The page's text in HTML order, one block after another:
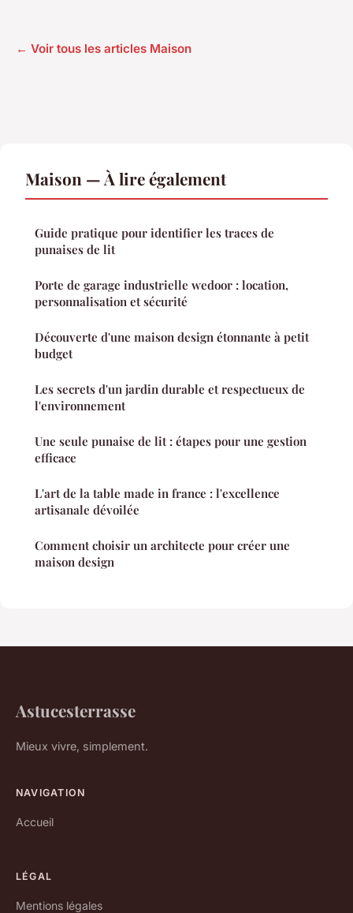
← Voir tous les articles Maison
Maison — À lire également
Guide pratique pour identifier les traces de
punaises de lit
Porte de garage industrielle wedoor : location,
personnalisation et sécurité
Découverte d'une maison design étonnante à petit
budget
Les secrets d'un jardin durable et respectueux de
l'environnement
Une seule punaise de lit : étapes pour une gestion
efficace
L'art de la table made in france : l'excellence
artisanale dévoilée
Comment choisir un architecte pour créer une
maison design
Astucesterrasse
Mieux vivre, simplement.
NAVIGATION
Accueil
LÉGAL
Mentions légales